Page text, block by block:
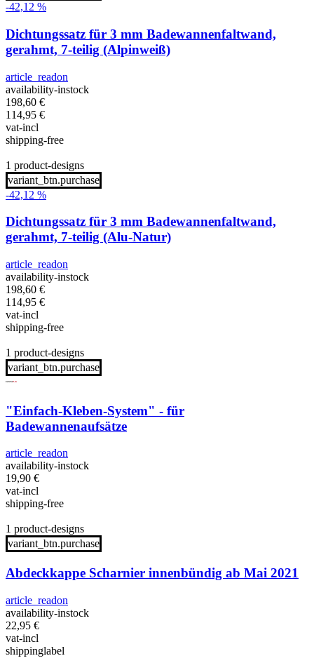
-42,12 %
Dichtungssatz für 3 mm Badewannenfaltwand,
gerahmt, 7-teilig (Alpinweiß)
article_readon
availability-instock
198,60 €
114,95 €
vat-incl
shipping-free
1 product-designs
variant_btn.purchase
-42,12 %
Dichtungssatz für 3 mm Badewannenfaltwand,
gerahmt, 7-teilig (Alu-Natur)
article_readon
availability-instock
198,60 €
114,95 €
vat-incl
shipping-free
1 product-designs
variant_btn.purchase
"Einfach-Kleben-System" - für
Badewannenaufsätze
article_readon
availability-instock
19,90 €
vat-incl
shipping-free
1 product-designs
variant_btn.purchase
Abdeckkappe Scharnier innenbündig ab Mai 2021
article_readon
availability-instock
22,95 €
vat-incl
shippinglabel